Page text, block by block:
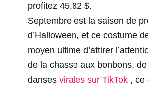
profitez 45,82 $.
Septembre est la saison de
d’Halloween, et ce costume
moyen ultime d’attirer
de la chasse aux bonbons,
danses virales sur TikTok , ce